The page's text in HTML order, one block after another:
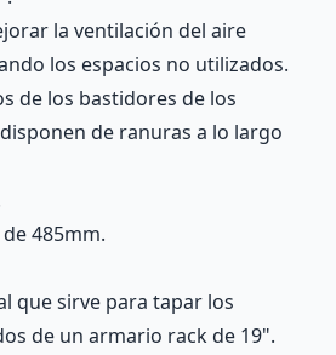
la ventilación del aire
los espacios no utilizados.
de los bastidores de los
de ranuras a lo largo
485mm.
que sirve para tapar los
de un armario rack de 19".